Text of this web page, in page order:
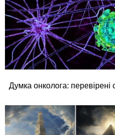
Думка онколога: перевірені